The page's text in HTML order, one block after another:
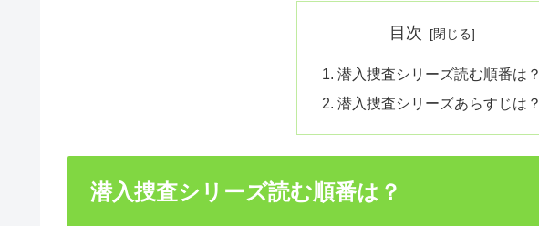
目次
潜入捜査シリーズ読む順番は？
潜入捜査シリーズあらすじは？
潜入捜査シリーズ読む順番は？